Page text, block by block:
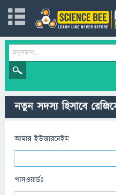
নতুন সদস্য হিসাবে
আমার ইউজারনেইম
পাসওয়ার্ডঃ